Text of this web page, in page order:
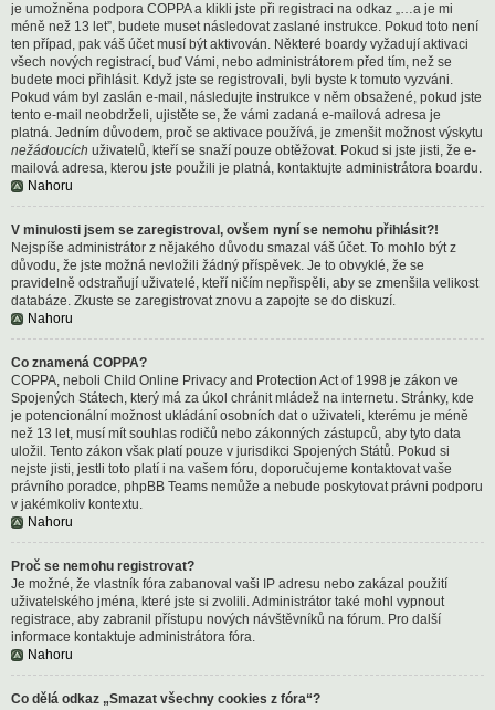
je umožněna podpora COPPA a klikli jste při registraci na odkaz „…a je mi
méně než 13 let”, budete muset následovat zaslané instrukce. Pokud toto není
ten případ, pak váš účet musí být aktivován. Některé boardy vyžadují aktivaci
všech nových registrací, buď Vámi, nebo administrátorem před tím, než se
budete moci přihlásit. Když jste se registrovali, byli byste k tomuto vyzváni.
Pokud vám byl zaslán e-mail, následujte instrukce v něm obsažené, pokud jste
tento e-mail neobdrželi, ujistěte se, že vámi zadaná e-mailová adresa je
platná. Jedním důvodem, proč se aktivace používá, je zmenšit možnost výskytu
nežádoucích uživatelů, kteří se snaží pouze obtěžovat. Pokud si jste jisti, že e-
mailová adresa, kterou jste použili je platná, kontaktujte administrátora boardu.
Nahoru
V minulosti jsem se zaregistroval, ovšem nyní se nemohu přihlásit?!
Nejspíše administrátor z nějakého důvodu smazal váš účet. To mohlo být z
důvodu, že jste možná nevložili žádný příspěvek. Je to obvyklé, že se
pravidelně odstraňují uživatelé, kteří ničím nepřispěli, aby se zmenšila velikost
databáze. Zkuste se zaregistrovat znovu a zapojte se do diskuzí.
Nahoru
Co znamená COPPA?
COPPA, neboli Child Online Privacy and Protection Act of 1998 je zákon ve
Spojených Státech, který má za úkol chránit mládež na internetu. Stránky, kde
je potencionální možnost ukládání osobních dat o uživateli, kterému je méně
než 13 let, musí mít souhlas rodičů nebo zákonných zástupců, aby tyto data
uložil. Tento zákon však platí pouze v jurisdikci Spojených Států. Pokud si
nejste jisti, jestli toto platí i na vašem fóru, doporučujeme kontaktovat vaše
právního poradce, phpBB Teams nemůže a nebude poskytovat právni podporu
v jakémkoliv kontextu.
Nahoru
Proč se nemohu registrovat?
Je možné, že vlastník fóra zabanoval vaši IP adresu nebo zakázal použití
uživatelského jména, které jste si zvolili. Administrátor také mohl vypnout
registrace, aby zabranil přístupu nových návštěvníků na fórum. Pro další
informace kontaktuje administrátora fóra.
Nahoru
Co dělá odkaz „Smazat všechny cookies z fóra“?